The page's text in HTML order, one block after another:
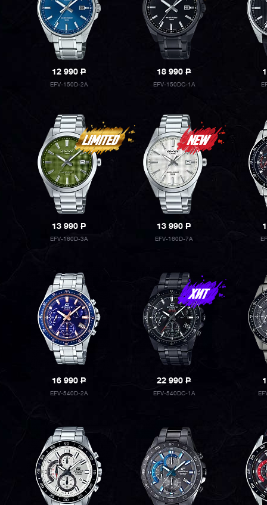
12 990P
EFV-150D-2A
18 990P
EFV-150DC-1A
13 990P
EFV-160D-3A
13 990P
EFV-160D-7A
16 990P
EFV-540D-2A
22 990P
EFV-540DC-1A